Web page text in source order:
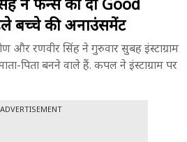
बच्चे की अनाउंसमेंट
और रणवीर सिंह ने गुरुवार सुबह इंस्टाग्राम
पिता बनने वाले हैं. कपल ने इंस्टाग्राम पर
ADVERTISEMENT